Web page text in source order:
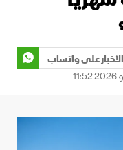
الأخبار على واتساب